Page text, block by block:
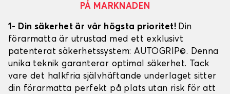
PÅ MARKNADEN
1- Din säkerhet är vår högsta prioritet! Din
förarmatta är utrustad med ett exklusivt
patenterat säkerhetssystem: AUTOGRIP©. Denna
unika teknik garanterar optimal säkerhet. Tack
vare det halkfria självhäftande underlaget sitter
din förarmatta perfekt på plats utan risk för att